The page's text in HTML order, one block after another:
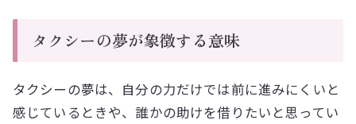
タクシーの夢が象徴する意味
タクシーの夢は、自分の力だけでは前に進みにくいと
感じているときや、誰かの助けを借りたいと思ってい